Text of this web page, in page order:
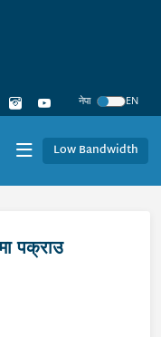
नेपा
EN
Low Bandwidth
पक्राउ